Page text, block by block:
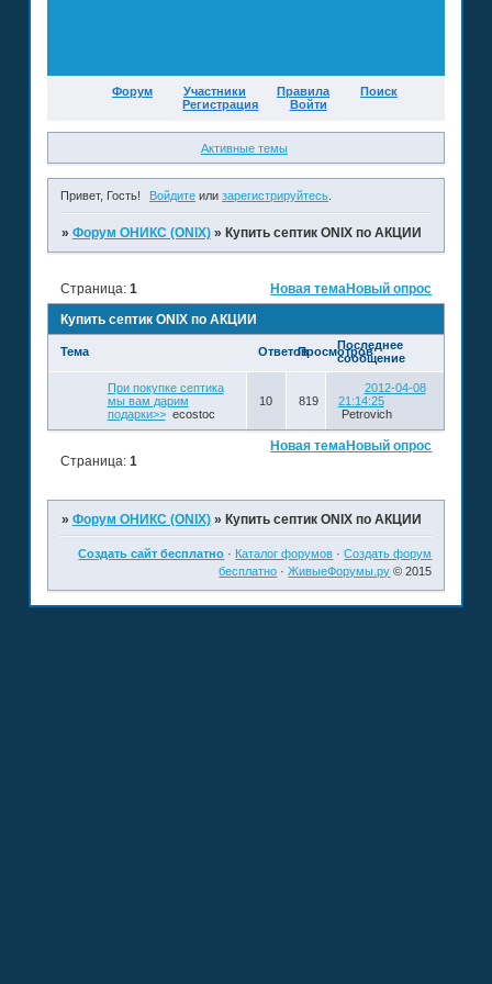
Форум Участники Правила
Поиск
Регистрация
Войти
Активные темы
Привет, Гость! Войдите илизарегистрируйтесь
» Форум ОНИКС (ONIX) » Купить септик ONIX по АКЦИИ
Купить септик ONIX по АКЦИИ
Страница: 1 Новая темаНовый опрос
Тема ОтветовПросмотров
Последнее
сообщение
При покупке септика
мы вам дарим
подарки>> ecostoc
10 819
2012-04-08
21:14:25
Petrovich
Новая темаНовый опрос
Страница: 1
» Форум ОНИКС (ONIX) » Купить септик ONIX по АКЦИИ
Создать сайт бесплатно · Каталог форумов ·Создать форум
бесплатно ·ЖивыеФорумы.ру © 2015